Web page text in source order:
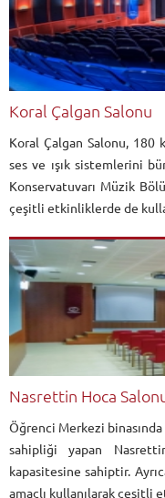
Koral Çalgan Salonu
Koral Çalgan Salonu,
ses ve ışık sistemlerini
Konservatuvarı Müzik
çeşitli etkinliklerde de
Nasrettin Hoca
Öğrenci Merkezi
sahipliği yapan
kapasitesine sahiptir.
amaçlı kullanılarak çeşitli